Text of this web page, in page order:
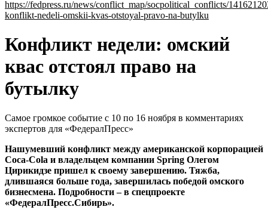
https://fedpress.ru/news/conflict_map/socpolitical_conflicts/
konflikt-nedeli-omskii-kvas-otstoyal-pravo-na-butylku
Конфликт недели: омский
квас отстоял право на
бутылку
Самое громкое событие с 10 по 16 ноября в комментариях
экспертов для «ФедералПресс»
Нашумевший конфликт между американской корпорацией
Coca-Cola и владельцем компании Spring Олегом
Цирикидзе пришел к своему завершению. Тяжба,
длившаяся больше года, завершилась победой омского
бизнесмена. Подробности – в спецпроекте
«ФедералПресс.Сибирь».